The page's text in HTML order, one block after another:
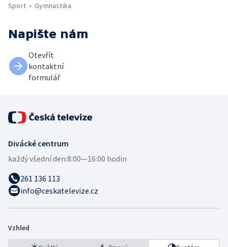
Sport
Gymnastika
Napište nám
Otevřít
kontaktní
formulář
Divácké centrum
každý všední den:8:00—16:00 hodin
261 136 113
info@ceskatelevize.cz
Vzhled